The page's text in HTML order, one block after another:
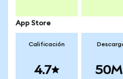
App Store
Calificación
4.7